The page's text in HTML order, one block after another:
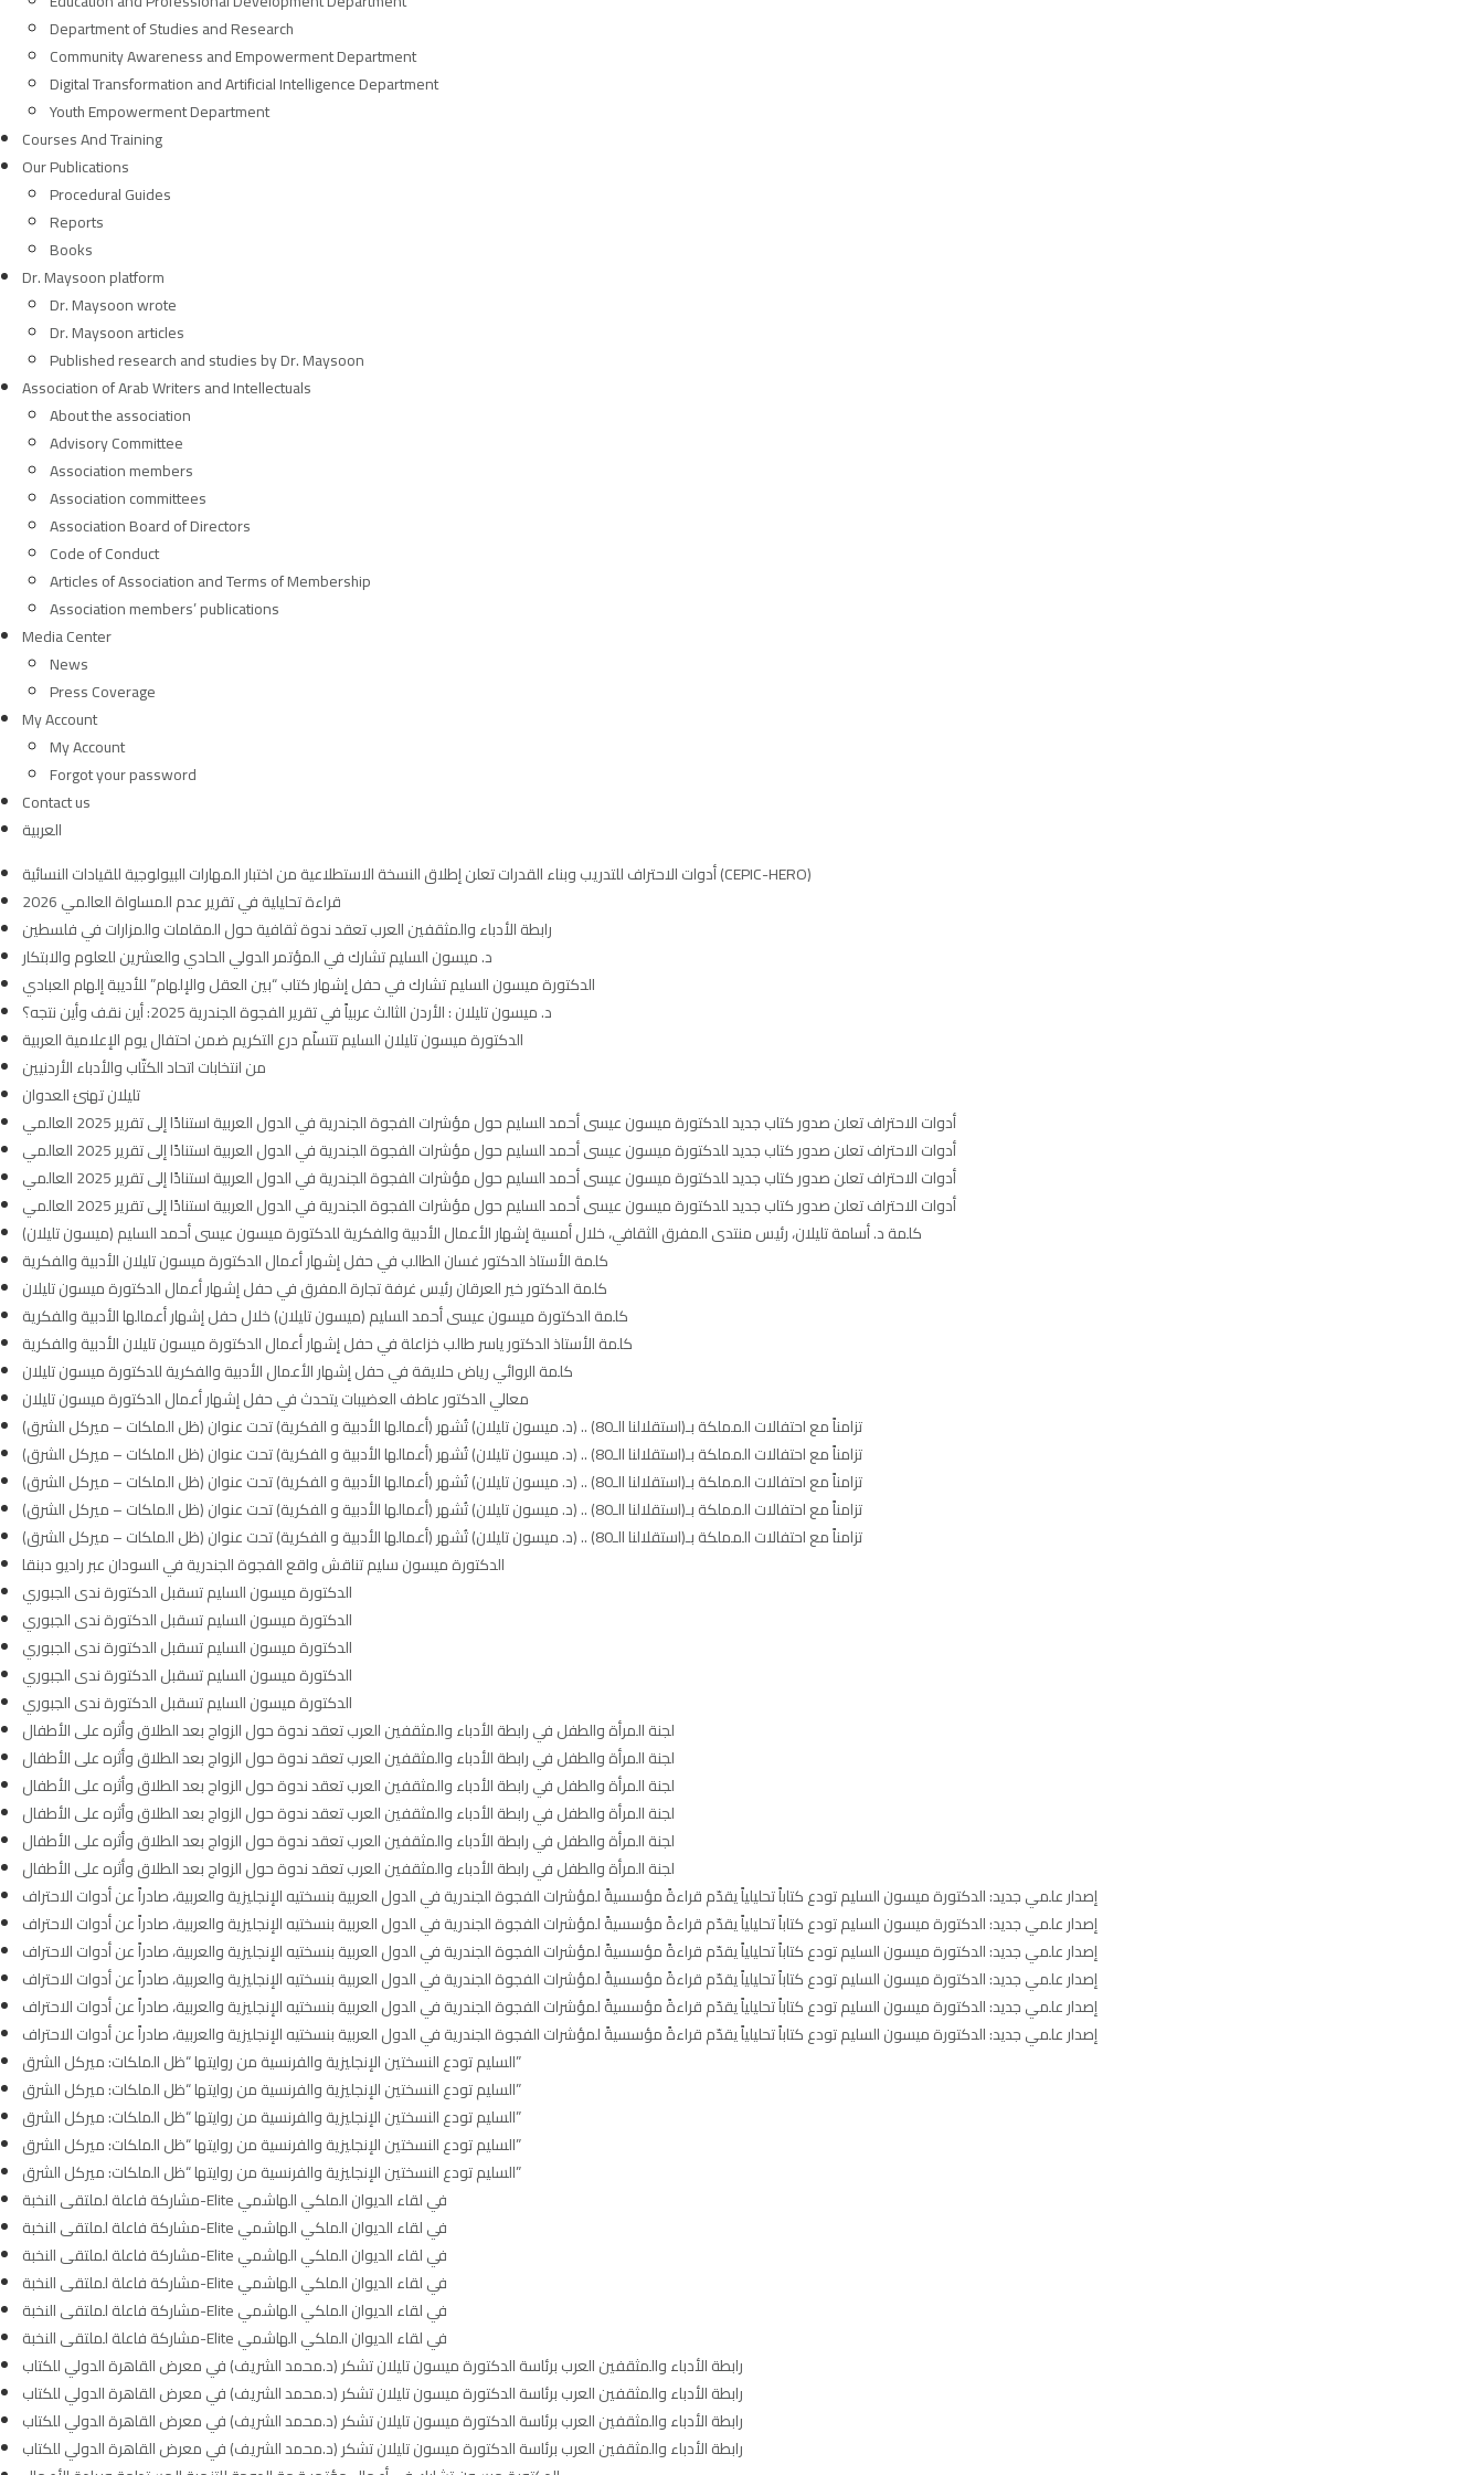
Department of Studies and Research
Community Awareness and Empowerment Department
Digital Transformation and Artificial Intelligence Department
Youth Empowerment Department
Courses And Training
Our Publications
Procedural Guides
Reports
Books
Dr. Maysoon platform
Dr. Maysoon wrote
Dr. Maysoon articles
Published research and studies by Dr. Maysoon
Association of Arab Writers and Intellectuals
About the association
Advisory Committee
Association members
Association committees
Association Board of Directors
Code of Conduct
Articles of Association and Terms of Membership
Association members’ publications
Media Center
News
Press Coverage
My Account
My Account
Forgot your password
Contact us
العربية
أدوات الاحتراف للتدريب وبناء القدرات تعلن إطلاق النسخة الاستطلاعية من اختبار المهارات البيولوجية للقيادات النسائية (CEPIC-HERO)
قراءة تحليلية في تقرير عدم المساواة العالمي 2026
رابطة الأدباء والمثقفين العرب تعقد ندوة ثقافية حول المقامات والمزارات في فلسطين
د. ميسون السليم تشارك في المؤتمر الدولي الحادي والعشرين للعلوم والابتكار
الدكتورة ميسون السليم تشارك في حفل إشهار كتاب “بين العقل والإلهام” للأديبة إلهام العبادي
د. ميسون تليلان : الأردن الثالث عربياً في تقرير الفجوة الجندرية 2025: أين نقف وأين نتجه؟
الدكتورة ميسون تليلان السليم تتسلّم درع التكريم ضمن احتفال يوم الإعلامية العربية
من انتخابات اتحاد الكتّاب والأدباء الأردنيين
تليلان تهنئ العدوان
أدوات الاحتراف تعلن صدور كتاب جديد للدكتورة ميسون عيسى أحمد السليم حول مؤشرات الفجوة الجندرية في الدول العربية استنادًا إلى تقرير 2025 العالمي
أدوات الاحتراف تعلن صدور كتاب جديد للدكتورة ميسون عيسى أحمد السليم حول مؤشرات الفجوة الجندرية في الدول العربية استنادًا إلى تقرير 2025 العالمي
أدوات الاحتراف تعلن صدور كتاب جديد للدكتورة ميسون عيسى أحمد السليم حول مؤشرات الفجوة الجندرية في الدول العربية استنادًا إلى تقرير 2025 العالمي
أدوات الاحتراف تعلن صدور كتاب جديد للدكتورة ميسون عيسى أحمد السليم حول مؤشرات الفجوة الجندرية في الدول العربية استنادًا إلى تقرير 2025 العالمي
كلمة د. أسامة تليلان، رئيس منتدى المفرق الثقافي، خلال أمسية إشهار الأعمال الأدبية والفكرية للدكتورة ميسون عيسى أحمد السليم (ميسون تليلان)
كلمة الأستاذ الدكتور غسان الطالب في حفل إشهار أعمال الدكتورة ميسون تليلان الأدبية والفكرية
كلمة الدكتور خير العرقان رئيس غرفة تجارة المفرق في حفل إشهار أعمال الدكتورة ميسون تليلان
كلمة الدكتورة ميسون عيسى أحمد السليم (ميسون تليلان) خلال حفل إشهار أعمالها الأدبية والفكرية
كلمة الأستاذ الدكتور ياسر طالب خزاعلة في حفل إشهار أعمال الدكتورة ميسون تليلان الأدبية والفكرية
كلمة الروائي رياض حلايقة في حفل إشهار الأعمال الأدبية والفكرية للدكتورة ميسون تليلان
معالي الدكتور عاطف العضيبات يتحدث في حفل إشهار أعمال الدكتورة ميسون تليلان
تزامناً مع احتفالات المملكة بـ(استقلالنا الـ80) .. (د. ميسون تليلان) تُشهر (أعمالها الأدبية و الفكرية) تحت عنوان (ظل الملكات – ميركل الشرق)
تزامناً مع احتفالات المملكة بـ(استقلالنا الـ80) .. (د. ميسون تليلان) تُشهر (أعمالها الأدبية و الفكرية) تحت عنوان (ظل الملكات – ميركل الشرق)
تزامناً مع احتفالات المملكة بـ(استقلالنا الـ80) .. (د. ميسون تليلان) تُشهر (أعمالها الأدبية و الفكرية) تحت عنوان (ظل الملكات – ميركل الشرق)
تزامناً مع احتفالات المملكة بـ(استقلالنا الـ80) .. (د. ميسون تليلان) تُشهر (أعمالها الأدبية و الفكرية) تحت عنوان (ظل الملكات – ميركل الشرق)
تزامناً مع احتفالات المملكة بـ(استقلالنا الـ80) .. (د. ميسون تليلان) تُشهر (أعمالها الأدبية و الفكرية) تحت عنوان (ظل الملكات – ميركل الشرق)
الدكتورة ميسون سليم تناقش واقع الفجوة الجندرية في السودان عبر راديو دبنقا
الدكتورة ميسون السليم تسقبل الدكتورة ندى الجبوري
الدكتورة ميسون السليم تسقبل الدكتورة ندى الجبوري
الدكتورة ميسون السليم تسقبل الدكتورة ندى الجبوري
الدكتورة ميسون السليم تسقبل الدكتورة ندى الجبوري
الدكتورة ميسون السليم تسقبل الدكتورة ندى الجبوري
لجنة المرأة والطفل في رابطة الأدباء والمثقفين العرب تعقد ندوة حول الزواج بعد الطلاق وأثره على الأطفال
لجنة المرأة والطفل في رابطة الأدباء والمثقفين العرب تعقد ندوة حول الزواج بعد الطلاق وأثره على الأطفال
لجنة المرأة والطفل في رابطة الأدباء والمثقفين العرب تعقد ندوة حول الزواج بعد الطلاق وأثره على الأطفال
لجنة المرأة والطفل في رابطة الأدباء والمثقفين العرب تعقد ندوة حول الزواج بعد الطلاق وأثره على الأطفال
لجنة المرأة والطفل في رابطة الأدباء والمثقفين العرب تعقد ندوة حول الزواج بعد الطلاق وأثره على الأطفال
لجنة المرأة والطفل في رابطة الأدباء والمثقفين العرب تعقد ندوة حول الزواج بعد الطلاق وأثره على الأطفال
إصدار علمي جديد: الدكتورة ميسون السليم تودع كتاباً تحليلياً يقدّم قراءةً مؤسسيةً لمؤشرات الفجوة الجندرية في الدول العربية بنسختيه الإنجليزية والعربية، صادراً عن أدوات الاحتراف
إصدار علمي جديد: الدكتورة ميسون السليم تودع كتاباً تحليلياً يقدّم قراءةً مؤسسيةً لمؤشرات الفجوة الجندرية في الدول العربية بنسختيه الإنجليزية والعربية، صادراً عن أدوات الاحتراف
إصدار علمي جديد: الدكتورة ميسون السليم تودع كتاباً تحليلياً يقدّم قراءةً مؤسسيةً لمؤشرات الفجوة الجندرية في الدول العربية بنسختيه الإنجليزية والعربية، صادراً عن أدوات الاحتراف
إصدار علمي جديد: الدكتورة ميسون السليم تودع كتاباً تحليلياً يقدّم قراءةً مؤسسيةً لمؤشرات الفجوة الجندرية في الدول العربية بنسختيه الإنجليزية والعربية، صادراً عن أدوات الاحتراف
إصدار علمي جديد: الدكتورة ميسون السليم تودع كتاباً تحليلياً يقدّم قراءةً مؤسسيةً لمؤشرات الفجوة الجندرية في الدول العربية بنسختيه الإنجليزية والعربية، صادراً عن أدوات الاحتراف
إصدار علمي جديد: الدكتورة ميسون السليم تودع كتاباً تحليلياً يقدّم قراءةً مؤسسيةً لمؤشرات الفجوة الجندرية في الدول العربية بنسختيه الإنجليزية والعربية، صادراً عن أدوات الاحتراف
السليم تودع النسختين الإنجليزية والفرنسية من روايتها “ظل الملكات: ميركل الشرق”
السليم تودع النسختين الإنجليزية والفرنسية من روايتها “ظل الملكات: ميركل الشرق”
السليم تودع النسختين الإنجليزية والفرنسية من روايتها “ظل الملكات: ميركل الشرق”
السليم تودع النسختين الإنجليزية والفرنسية من روايتها “ظل الملكات: ميركل الشرق”
السليم تودع النسختين الإنجليزية والفرنسية من روايتها “ظل الملكات: ميركل الشرق”
مشاركة فاعلة لملتقى النخبة-Elite في لقاء الديوان الملكي الهاشمي
مشاركة فاعلة لملتقى النخبة-Elite في لقاء الديوان الملكي الهاشمي
مشاركة فاعلة لملتقى النخبة-Elite في لقاء الديوان الملكي الهاشمي
مشاركة فاعلة لملتقى النخبة-Elite في لقاء الديوان الملكي الهاشمي
مشاركة فاعلة لملتقى النخبة-Elite في لقاء الديوان الملكي الهاشمي
مشاركة فاعلة لملتقى النخبة-Elite في لقاء الديوان الملكي الهاشمي
رابطة الأدباء والمثقفين العرب برئاسة الدكتورة ميسون تليلان تشكر (د.محمد الشريف) في معرض القاهرة الدولي للكتاب
رابطة الأدباء والمثقفين العرب برئاسة الدكتورة ميسون تليلان تشكر (د.محمد الشريف) في معرض القاهرة الدولي للكتاب
رابطة الأدباء والمثقفين العرب برئاسة الدكتورة ميسون تليلان تشكر (د.محمد الشريف) في معرض القاهرة الدولي للكتاب
رابطة الأدباء والمثقفين العرب برئاسة الدكتورة ميسون تليلان تشكر (د.محمد الشريف) في معرض القاهرة الدولي للكتاب